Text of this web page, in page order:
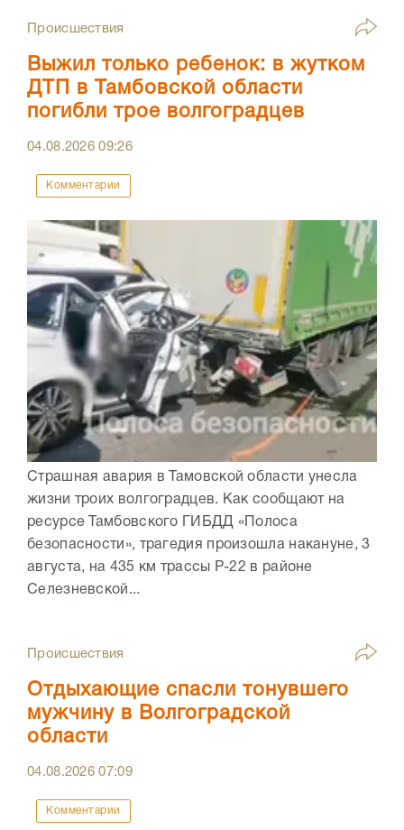
Происшествия
Выжил только ребенок: в жутком
ДТП в Тамбовской области
погибли трое волгоградцев
04.08.202609:26
Комментарии
Страшная авария в Тамовской области унесла
жизни троих волгоградцев. Как сообщают на
ресурсе Тамбовского ГИБДД «Полоса
безопасности», трагедия произошла накануне, 3
августа, на 435 км трассы Р-22 в районе
Селезневской...
Происшествия
Отдыхающие спасли тонувшего
мужчину в Волгоградской
области
04.08.202607:09
Комментарии